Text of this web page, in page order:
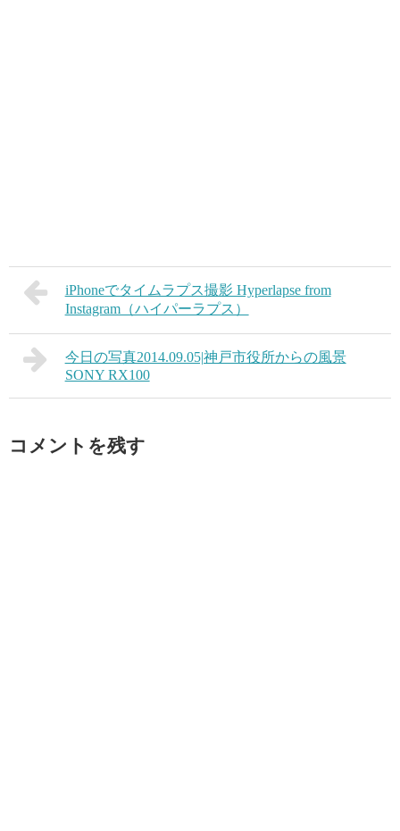
iPhoneでタイムラプス撮影 Hyperlapse from
Instagram（ハイパーラプス）
今日の写真2014.09.05|神戸市役所からの風景
SONY RX100
コメントを残す